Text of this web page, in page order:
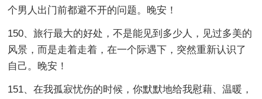
个男人出门前都避不开的问题。晚安！
150、旅行最大的好处，不是能见到多少人，见过多美的
风景，而是走着走着，在一个际遇下，突然重新认识了
自己。晚安！
151、在我孤寂忧伤的时候，你默默地给我慰藉、温暖，